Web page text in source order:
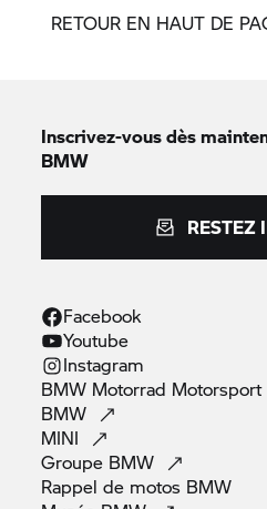
RETOUR EN HAUT DE
Inscrivez-vous dès
BMW
RESTEZ
Facebook
Youtube
Instagram
BMW Motorrad Motorsport
BMW
MINI
Groupe BMW
Rappel de motos BMW